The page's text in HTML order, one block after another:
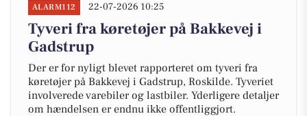
ALARM112 22-07-2026 10:25
Tyveri fra køretøjer på Bakkevej i
Gadstrup
Der er for nyligt blevet rapporteret om tyveri fra
køretøjer på Bakkevej i Gadstrup, Roskilde. Tyveriet
involverede varebiler og lastbiler. Yderligere detaljer
om hændelsen er endnu ikke offentliggjort.